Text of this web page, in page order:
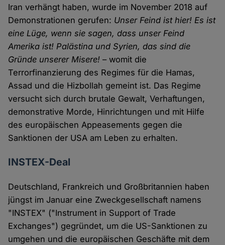
Iran verhängt haben, wurde im November 2018 auf
Demonstrationen gerufen: Unser Feind ist hier! Es ist
eine Lüge, wenn sie sagen, dass unser Feind
Amerika ist! Palästina und Syrien, das sind die
Gründe unserer Misere! – womit die
Terrorfinanzierung des Regimes für die Hamas,
Assad und die Hizbollah gemeint ist. Das Regime
versucht sich durch brutale Gewalt, Verhaftungen,
demonstrative Morde, Hinrichtungen und mit Hilfe
des europäischen Appeasements gegen die
Sanktionen der USA am Leben zu erhalten.
INSTEX-Deal
Deutschland, Frankreich und Großbritannien haben
jüngst im Januar eine Zweckgesellschaft namens
"INSTEX" ("Instrument in Support of Trade
Exchanges") gegründet, um die US-Sanktionen zu
umgehen und die europäischen Geschäfte mit dem